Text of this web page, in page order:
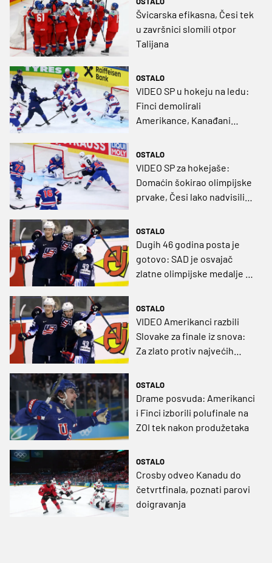
Švicarska efikasna, Česi tek
u završnici slomili otpor
Talijana
OSTALO
VIDEO SP u hokeju na ledu:
Finci demolirali
Amerikance, Kanađani
Danaca
OSTALO
VIDEO SP za hokejaše:
Domaćin šokirao olimpijske
prvake, Česi lako nadvisili
OSTALO
Dugih 46 godina posta je
gotovo: SAD je osvajač
zlatne olimpijske medalje u
OSTALO
VIDEO Amerikanci razbili
Slovake za finale iz snova:
Za zlato protiv najvećih
OSTALO
Drame posvuda: Amerikanci
i Finci izborili polufinale na
ZOI tek nakon produžetaka
OSTALO
Crosby odveo Kanadu do
četvrtfinala, poznati parovi
doigravanja